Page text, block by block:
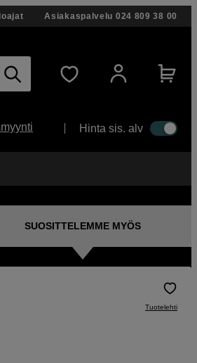
Asiakaspalvelu 024 809 38 00
Hinta sis. alv
SUOSITTELEMME MYÖS
Tuotelehti